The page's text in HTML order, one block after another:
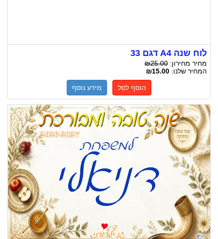
לוח שנה A4 דגם 33
מחיר מחירון: ₪25.00
המחיר שלנו: ₪15.00
הוסף לסל מידע נוסף